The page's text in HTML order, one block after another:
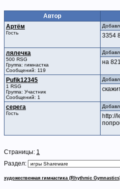
Автор
Артём
Гость 3354
лялечка
500 RSG
Группа: гимнастка
Сообщений: 119
на
Pufik12345
1 RSG
Группа: Участник
Сообщений: 1
серега
Гость
http://
Страницы: 1
Раздел:
художественная гимнастика (Rhythmic